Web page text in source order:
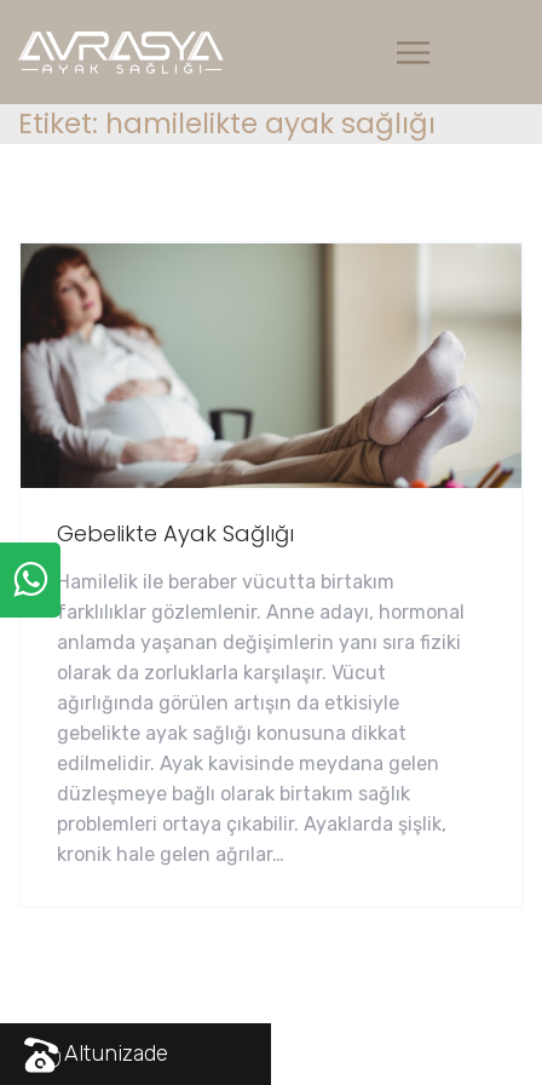
Etiket: hamilelikte ayak sağlığı
Gebelikte Ayak Sağlığı
Hamilelik ile beraber vücutta birtakım
farklılıklar gözlemlenir. Anne adayı, hormonal
anlamda yaşanan değişimlerin yanı sıra fiziki
olarak da zorluklarla karşılaşır. Vücut
ağırlığında görülen artışın da etkisiyle
gebelikte ayak sağlığı konusuna dikkat
edilmelidir. Ayak kavisinde meydana gelen
düzleşmeye bağlı olarak birtakım sağlık
problemleri ortaya çıkabilir. Ayaklarda şişlik,
kronik hale gelen ağrılar…
Altunizade